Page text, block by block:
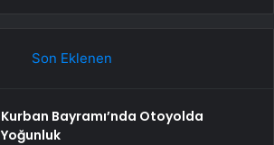
Son Eklenen
Kurban Bayramı’nda Otoyolda
Yoğunluk